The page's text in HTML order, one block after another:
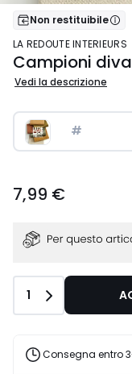
Non restituibile, Più
LA REDOUTE INTERIEURS
Campioni
Vedi la descrizione
#
€.
7,99 €
Quantità
1
Consegna entro